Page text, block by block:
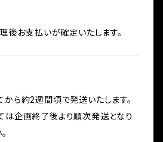
後お支払いが確定いたします。
ら約2週間頃で発送いたします。
は企画終了後より順次発送となり